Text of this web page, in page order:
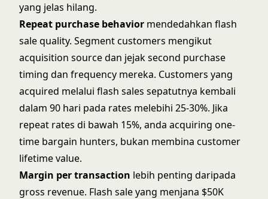
yang jelas hilang.
Repeat purchase behavior mendedahkan flash
sale quality. Segment customers mengikut
acquisition source dan jejak second purchase
timing dan frequency mereka. Customers yang
acquired melalui flash sales sepatutnya kembali
dalam 90 hari pada rates melebihi 25-30%. Jika
repeat rates di bawah 15%, anda acquiring one-
time bargain hunters, bukan membina customer
lifetime value.
Margin per transaction lebih penting daripada
gross revenue. Flash sale yang menjana $50K